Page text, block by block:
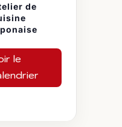
de
le